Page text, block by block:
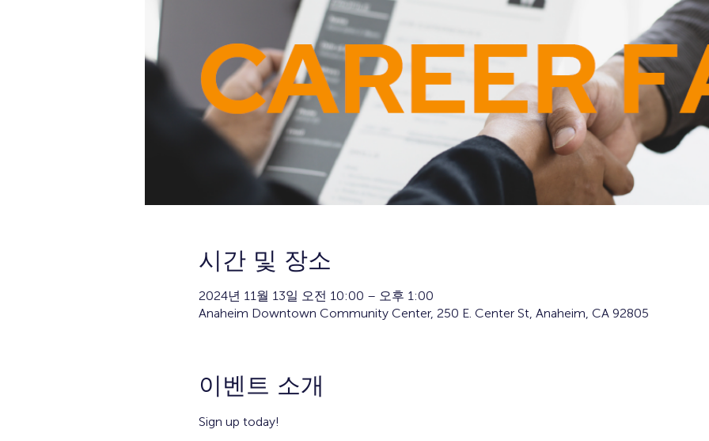
시간 및 장소
2024년 11월 13일 오전 10:00 – 오후 1:00
Anaheim Downtown Community Center, 250 E. Center St, Anaheim, CA 92805
이벤트 소개
Sign up today!